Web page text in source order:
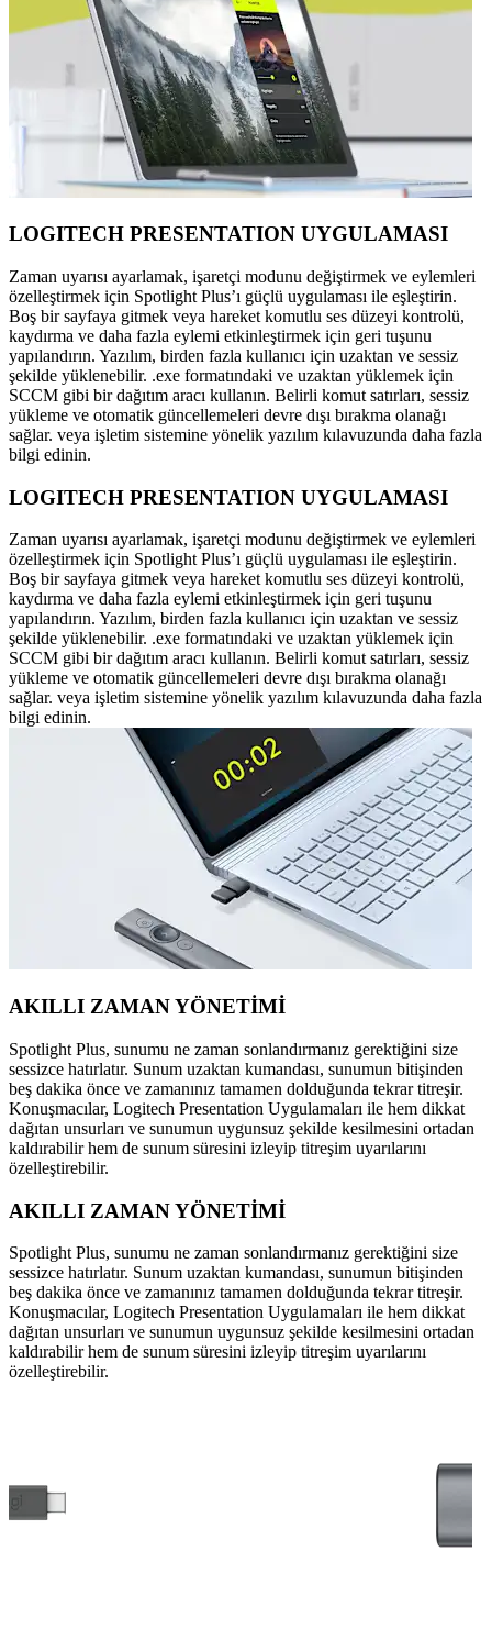
LOGITECH PRESENTATION UYGULAMASI
Zaman uyarısı ayarlamak, işaretçi modunu değiştirmek ve eylemleri
özelleştirmek için Spotlight Plus’ı güçlü uygulaması ile eşleştirin.
Boş bir sayfaya gitmek veya hareket komutlu ses düzeyi kontrolü,
kaydırma ve daha fazla eylemi etkinleştirmek için geri tuşunu
yapılandırın. Yazılım, birden fazla kullanıcı için uzaktan ve sessiz
şekilde yüklenebilir. .exe formatındaki ve uzaktan yüklemek için
SCCM gibi bir dağıtım aracı kullanın. Belirli komut satırları, sessiz
yükleme ve otomatik güncellemeleri devre dışı bırakma olanağı
sağlar. veya işletim sistemine yönelik yazılım kılavuzunda daha fazla
bilgi edinin.
LOGITECH PRESENTATION UYGULAMASI
Zaman uyarısı ayarlamak, işaretçi modunu değiştirmek ve eylemleri
özelleştirmek için Spotlight Plus’ı güçlü uygulaması ile eşleştirin.
Boş bir sayfaya gitmek veya hareket komutlu ses düzeyi kontrolü,
kaydırma ve daha fazla eylemi etkinleştirmek için geri tuşunu
yapılandırın. Yazılım, birden fazla kullanıcı için uzaktan ve sessiz
şekilde yüklenebilir. .exe formatındaki ve uzaktan yüklemek için
SCCM gibi bir dağıtım aracı kullanın. Belirli komut satırları, sessiz
yükleme ve otomatik güncellemeleri devre dışı bırakma olanağı
sağlar. veya işletim sistemine yönelik yazılım kılavuzunda daha fazla
bilgi edinin.
AKILLI ZAMAN YÖNETİMİ
Spotlight Plus, sunumu ne zaman sonlandırmanız gerektiğini size
sessizce hatırlatır. Sunum uzaktan kumandası, sunumun bitişinden
beş dakika önce ve zamanınız tamamen dolduğunda tekrar titreşir.
Konuşmacılar, Logitech Presentation Uygulamaları ile hem dikkat
dağıtan unsurları ve sunumun uygunsuz şekilde kesilmesini ortadan
kaldırabilir hem de sunum süresini izleyip titreşim uyarılarını
özelleştirebilir.
AKILLI ZAMAN YÖNETİMİ
Spotlight Plus, sunumu ne zaman sonlandırmanız gerektiğini size
sessizce hatırlatır. Sunum uzaktan kumandası, sunumun bitişinden
beş dakika önce ve zamanınız tamamen dolduğunda tekrar titreşir.
Konuşmacılar, Logitech Presentation Uygulamaları ile hem dikkat
dağıtan unsurları ve sunumun uygunsuz şekilde kesilmesini ortadan
kaldırabilir hem de sunum süresini izleyip titreşim uyarılarını
özelleştirebilir.